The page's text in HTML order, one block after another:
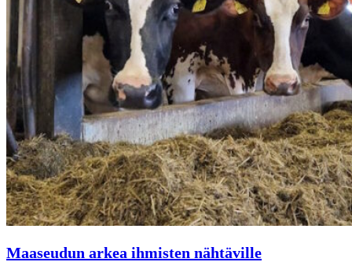
Maaseudun arkea ihmisten nähtäville